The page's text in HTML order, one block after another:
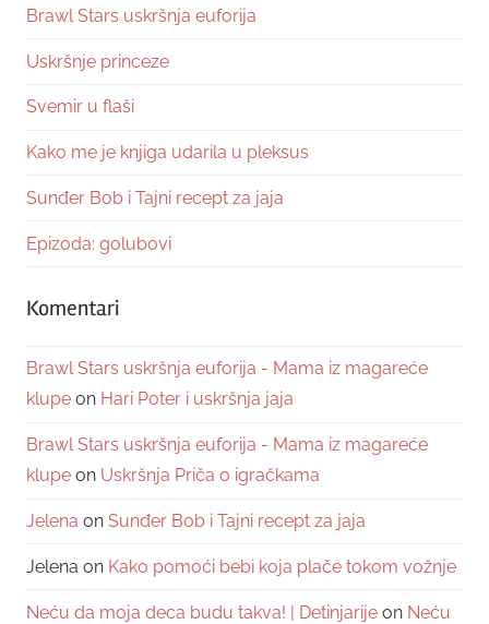
Brawl Stars uskršnja euforija
Uskršnje princeze
Svemir u flaši
Kako me je knjiga udarila u pleksus
Sunđer Bob i Tajni recept za jaja
Epizoda: golubovi
Komentari
Brawl Stars uskršnja euforija - Mama iz magareće
klupe on Hari Poter i uskršnja jaja
Brawl Stars uskršnja euforija - Mama iz magareće
klupe on Uskršnja Priča o igračkama
Jelena on Sunđer Bob i Tajni recept za jaja
Jelena on Kako pomoći bebi koja plače tokom vožnje
Neću da moja deca budu takva! | Detinjarije on Neću